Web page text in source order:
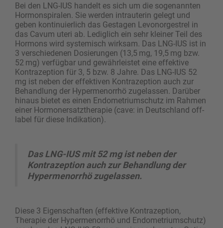
Bei den LNG-IUS handelt es sich um die sogenannten
Hormonspiralen. Sie werden intrauterin gelegt und
geben kontinuierlich das Gestagen Levonorgestrel in
das Cavum uteri ab. Lediglich ein sehr kleiner Teil des
Hormons wird systemisch wirksam. Das LNG-IUS ist in
3 verschiedenen Dosierungen (13,5 mg, 19,5 mg bzw.
52 mg) verfügbar und gewährleistet eine effektive
Kontrazeption für 3, 5 bzw. 8 Jahre. Das LNG-IUS 52
mg ist neben der effektiven Kontrazeption auch zur
Behandlung der Hypermenorrhö zugelassen. Darüber
hinaus bietet es einen Endometriumschutz im Rahmen
einer Hormonersatztherapie (cave: in Deutschland off-
label für diese Indikation).
Das LNG-IUS mit 52 mg ist neben der
Kontrazeption auch zur Behandlung der
Hypermenorrhö zugelassen.
Diese 3 Eigenschaften (effektive Kontrazeption,
Therapie der Hypermenorrhö und Endometriumschutz)